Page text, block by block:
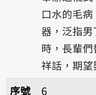
口水的毛
器，泛指
時，長輩
祥話，期
序號6坐予正，得人
序號
6